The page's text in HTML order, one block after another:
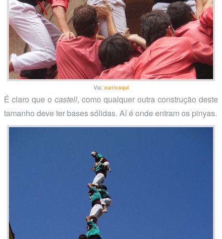
Via: xurricaqui
É claro que o castell, como qualquer outra construção deste
tamanho deve ter bases sólidas. Aí é onde entram os pinyas.